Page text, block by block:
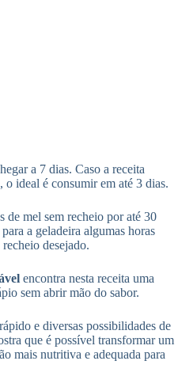
a 7 dias. Caso a receita
o ideal é consumir em até 3 dias.
de mel sem recheio por até 30
a geladeira algumas horas
desejado.
encontra nesta receita uma
sem abrir mão do sabor.
e diversas possibilidades de
que é possível transformar um
mais nutritiva e adequada para